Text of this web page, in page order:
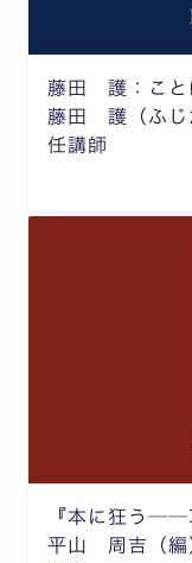
藤田 護：こと
藤田 護（ふじ
任講師
『本に狂う──
平山 周吉（編